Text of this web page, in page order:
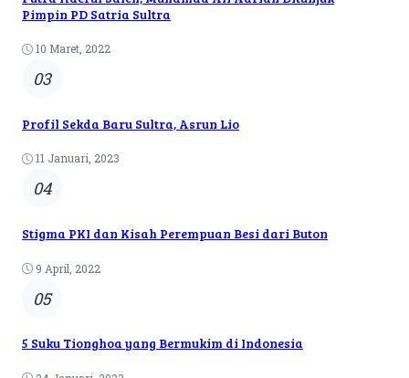
Pimpin PD Satria Sultra
10 Maret, 2022
03
Profil Sekda Baru Sultra, Asrun Lio
11 Januari, 2023
04
Stigma PKI dan Kisah Perempuan Besi dari Buton
9 April, 2022
05
5 Suku Tionghoa yang Bermukim di Indonesia